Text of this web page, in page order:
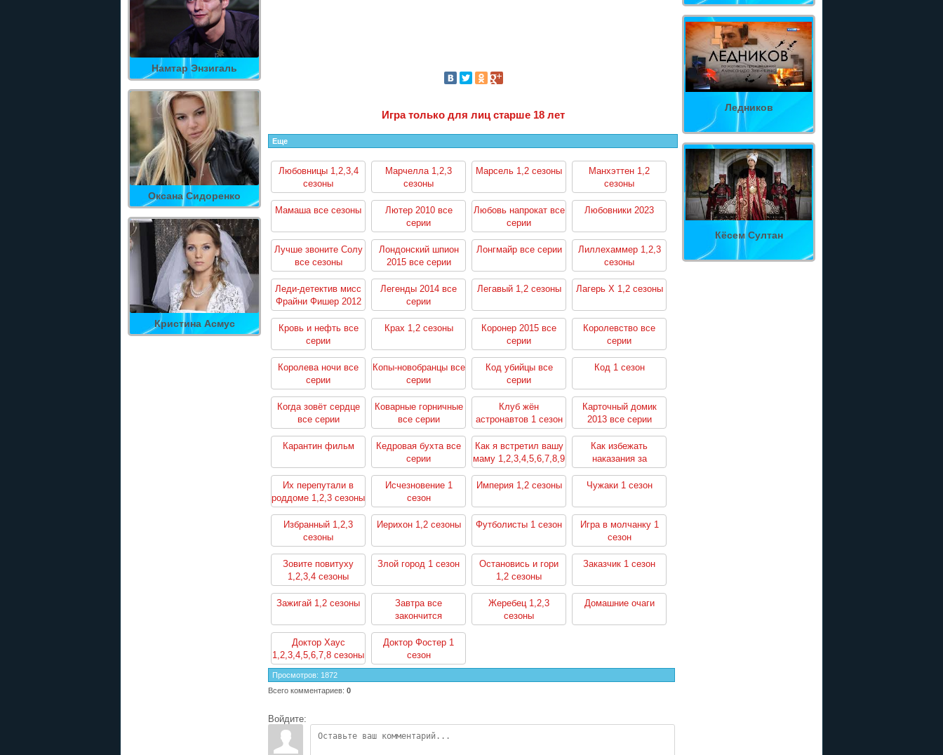
Намтар Энзигаль
Оксана Сидоренко
Кристина Асмус
Ледников
Кёсем Султан
Игра только для лиц старше 18 лет
Еще
Любовницы 1,2,3,4
сезоны
Марчелла 1,2,3
сезоны
Марсель 1,2 сезоны
Манхэттен 1,2
сезоны
Мамаша все сезоны
Лютер 2010 все
серии
Любовь напрокат все
серии
Любовники 2023
Лучше звоните Солу
все сезоны
Лондонский шпион
2015 все серии
Лонгмайр все серии
Лиллехаммер 1,2,3
сезоны
Леди-детектив мисс
Фрайни Фишер 2012
все серии
Легенды 2014 все
серии
Легавый 1,2 сезоны Лагерь Х 1,2 сезоны
Кровь и нефть все
серии
Крах 1,2 сезоны
Коронер 2015 все
серии
Королевство все
серии
Королева ночи все
серии
Копы-новобранцы все
серии
Код убийцы все
серии
Код 1 сезон
Когда зовёт сердце
все серии
Коварные горничные
все серии
Клуб жён
астронавтов 1 сезон
Карточный домик
2013 все серии
Карантин фильм
Кедровая бухта все
серии
Как я встретил вашу
маму 1,2,3,4,5,6,7,8,9
сезоны
Как избежать
наказания за
убийство 1,2 сезоны
Их перепутали в
роддоме 1,2,3 сезоны
Исчезновение 1
сезон
Империя 1,2 сезоны Чужаки 1 сезон
Избранный 1,2,3
сезоны
Иерихон 1,2 сезоны Футболисты 1 сезон
Игра в молчанку 1
сезон
Зовите повитуху
1,2,3,4 сезоны
Злой город 1 сезон
Остановись и гори
1,2 сезоны
Заказчик 1 сезон
Зажигай 1,2 сезоны
Завтра все
закончится
Жеребец 1,2,3
сезоны
Домашние очаги
Доктор Хаус
1,2,3,4,5,6,7,8 сезоны
Доктор Фостер 1
сезон
Просмотров: 1872
Всего комментариев: 0
Войдите: